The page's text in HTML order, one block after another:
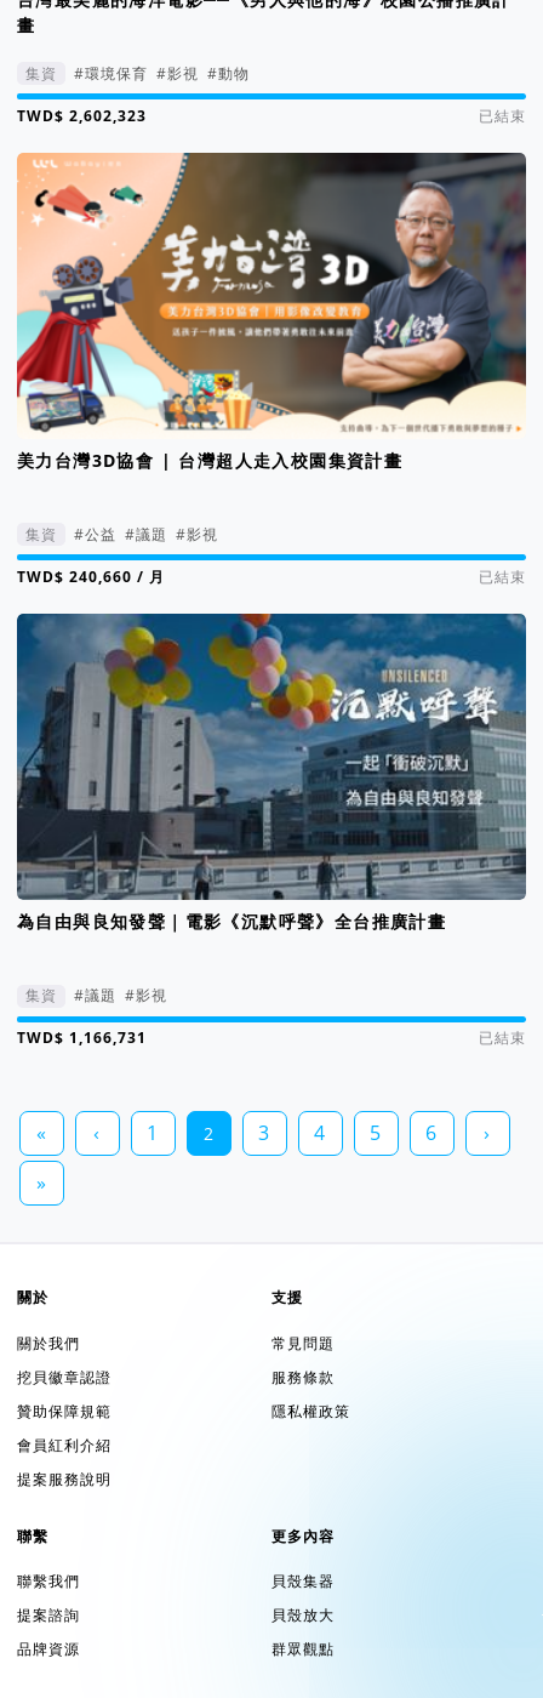
畫
集資 #環境保育 #影視 #動物
集資進度 105%
已結束
美力台灣3D協會 | 台灣超人走入校園集資計畫
集資 #公益 #議題 #影視
集資進度 237%
/ 月 已結束
為自由與良知發聲｜電影《沉默呼聲》全台推廣計畫
集資 #議題 #影視
集資進度 117%
已結束
« ‹ 1 2 3 4 5 6
›
»
關於
關於我們
挖貝徽章認證
贊助保障規範
會員紅利介紹
提案服務說明
支援
常見問題
服務條款
隱私權政策
聯繫
聯繫我們
提案諮詢
品牌資源
更多內容
貝殼集器
貝殼放大
群眾觀點